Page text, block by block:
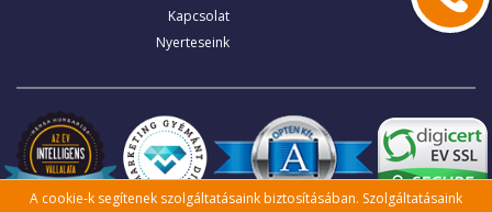
Kapcsolat
Nyerteseink
A cookie-k segítenek szolgáltatásaink biztosításában. Szolgáltatásaink